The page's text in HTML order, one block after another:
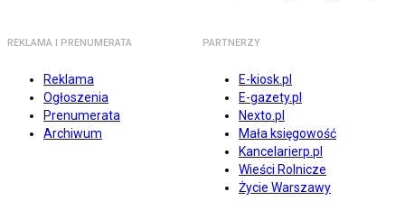
REKLAMA I PRENUMERATA
Reklama
Ogłoszenia
Prenumerata
Archiwum
PARTNERZY
E-kiosk.pl
E-gazety.pl
Nexto.pl
Mała księgowość
Kancelarierp.pl
Wieści Rolnicze
Życie Warszawy